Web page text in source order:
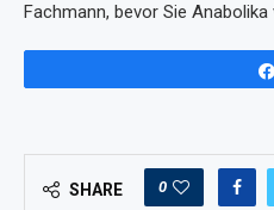
Fachmann, bevor Sie Anabolika
SHARE 0